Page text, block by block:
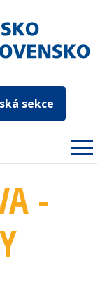
sekce
-